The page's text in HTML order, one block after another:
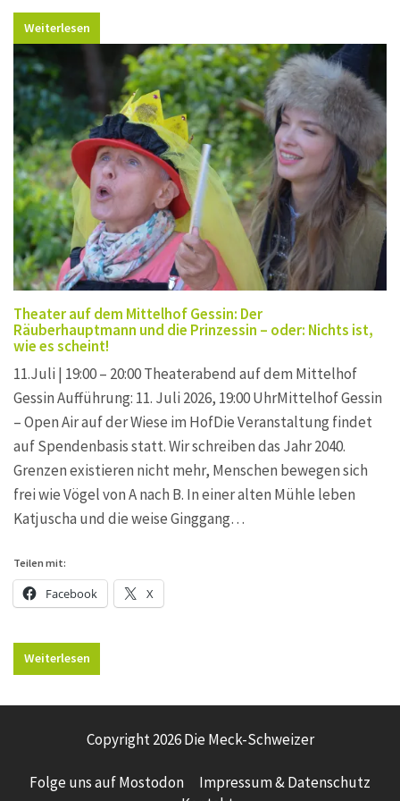
Weiterlesen
Theater auf dem Mittelhof Gessin: Der
Räuberhauptmann und die Prinzessin – oder: Nichts ist,
wie es scheint!
11.Juli | 19:00 – 20:00 Theaterabend auf dem Mittelhof
Gessin Aufführung: 11. Juli 2026, 19:00 UhrMittelhof Gessin
– Open Air auf der Wiese im HofDie Veranstaltung findet
auf Spendenbasis statt. Wir schreiben das Jahr 2040.
Grenzen existieren nicht mehr, Menschen bewegen sich
frei wie Vögel von A nach B. In einer alten Mühle leben
Katjuscha und die weise Ginggang…
Teilen mit:
Facebook X
Weiterlesen
Copyright 2026 Die Meck-Schweizer
Folge uns auf Mostodon
Impressum & Datenschutz